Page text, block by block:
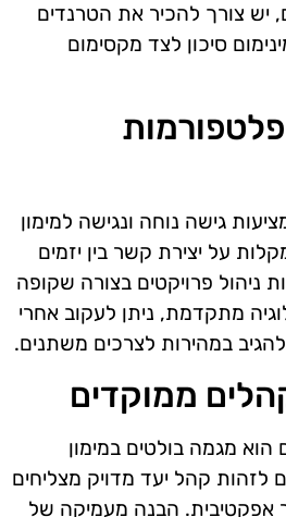
יש צורך להכיר את הטרנדים
סיכון לצד מקסימום
גישה נוחה ונגישה למימון
על יצירת קשר בין יזמים
ניהול פרויקטים בצורה שקופה
מתקדמת, ניתן לעקוב אחרי
במהירות לצרכים משתנים.
ממוקדים
הוא מגמה בולטים במימון
לזהות קהל יעד מדויק מצליחים
אפקטיבית. הבנה מעמיקה של